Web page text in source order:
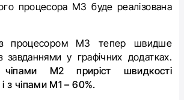
процесора М3 буде реалізована
процесором М3 тепер швидше
завданнями у графічних додатках.
М2 приріст швидкості
з чіпами М1 – 60%.